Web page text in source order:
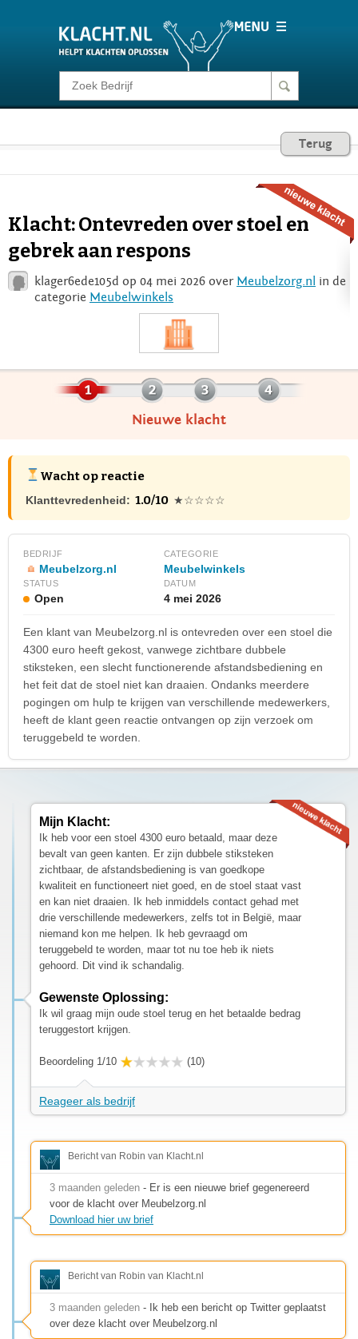
Klacht melden
Consumentenrecht
Login
Terug
Klacht: Ontevreden over stoel en
gebrek aan respons
klager6ede105d op 04 mei 2026 over Meubelzorg.nl in de
categorie Meubelwinkels
Nieuwe klacht
Wacht op reactie
Klanttevredenheid: 1.0/10 ★☆☆☆☆
BEDRIJF
Meubelzorg.nl
CATEGORIE
Meubelwinkels
STATUS
Open
DATUM
4 mei 2026
Een klant van Meubelzorg.nl is ontevreden over een stoel die
4300 euro heeft gekost, vanwege zichtbare dubbele
stiksteken, een slecht functionerende afstandsbediening en
het feit dat de stoel niet kan draaien. Ondanks meerdere
pogingen om hulp te krijgen van verschillende medewerkers,
heeft de klant geen reactie ontvangen op zijn verzoek om
teruggebeld te worden.
Mijn Klacht:
Ik heb voor een stoel 4300 euro betaald, maar deze
bevalt van geen kanten. Er zijn dubbele stiksteken
zichtbaar, de afstandsbediening is van goedkope
kwaliteit en functioneert niet goed, en de stoel staat vast
en kan niet draaien. Ik heb inmiddels contact gehad met
drie verschillende medewerkers, zelfs tot in België, maar
niemand kon me helpen. Ik heb gevraagd om
teruggebeld te worden, maar tot nu toe heb ik niets
gehoord. Dit vind ik schandalig.
Gewenste Oplossing:
Ik wil graag mijn oude stoel terug en het betaalde bedrag
teruggestort krijgen.
Beoordeling 1/10 (10)
Reageer als bedrijf
Bericht van Robin van Klacht.nl
3 maanden geleden - Er is een nieuwe brief gegenereerd
voor de klacht over Meubelzorg.nl
Download hier uw brief
Bericht van Robin van Klacht.nl
3 maanden geleden - Ik heb een bericht op Twitter geplaatst
over deze klacht over Meubelzorg.nl